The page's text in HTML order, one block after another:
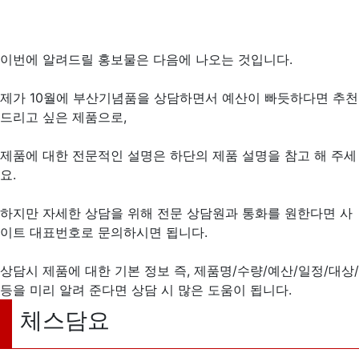
이번에 알려드릴 홍보물은 다음에 나오는 것입니다.
제가 10월에 부산기념품을 상담하면서 예산이 빠듯하다면 추천
드리고 싶은 제품으로,
제품에 대한 전문적인 설명은 하단의 제품 설명을 참고 해 주세
요.
하지만 자세한 상담을 위해 전문 상담원과 통화를 원한다면 사
이트 대표번호로 문의하시면 됩니다.
상담시 제품에 대한 기본 정보 즉, 제품명/수량/예산/일정/대상/
등을 미리 알려 준다면 상담 시 많은 도움이 됩니다.
체스담요